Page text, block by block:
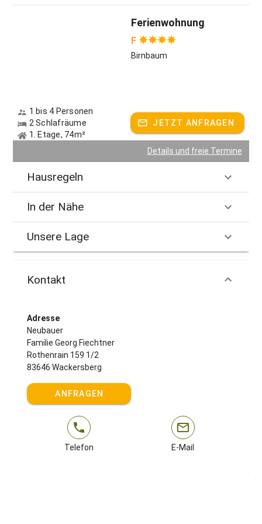
Ferienwohnung
F
Birnbaum
1 bis 4 Personen
2 Schlafräume
1. Etage, 74m²
JETZT ANFRAGEN
Details und freie Termine
Hausregeln
In der Nähe
Unsere Lage
Kontakt
Adresse
Neubauer
Familie Georg Fiechtner
Rothenrain 159 1/2
83646 Wackersberg
ANFRAGEN
Telefon E-Mail